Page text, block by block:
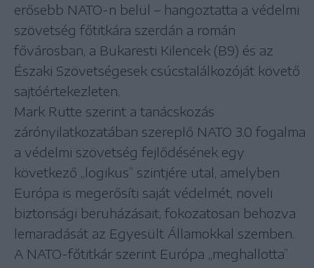
erősebb NATO-n belül – hangoztatta a védelmi
szövetség főtitkára szerdán a román
fővárosban, a Bukaresti Kilencek (B9) és az
Északi Szövetségesek csúcstalálkozóját követő
sajtóértekezleten.
Mark Rutte szerint a tanácskozás
zárónyilatkozatában szereplő NATO 3.0 fogalma
a védelmi szövetség fejlődésének egy
következő „logikus” szintjére utal, amelyben
Európa is megerősíti saját védelmét, növeli
biztonsági beruházásait, fokozatosan behozva
lemaradását az Egyesült Államokkal szemben.
A NATO-főtitkár szerint Európa „meghallotta”